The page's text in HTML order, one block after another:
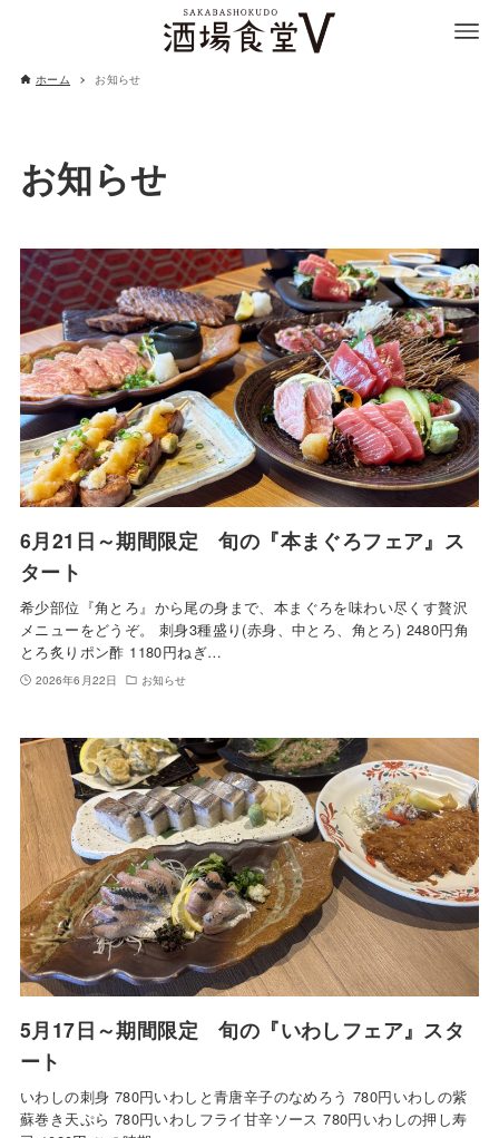
ホーム お知らせ
お知らせ
6月21日～期間限定 旬の『本まぐろフェア』ス
タート
希少部位『角とろ』から尾の身まで、本まぐろを味わい尽くす贅沢
メニューをどうぞ。 刺身3種盛り(赤身、中とろ、角とろ) 2480円角
とろ炙りポン酢 1180円ねぎ…
2026年6月22日 お知らせ
5月17日～期間限定 旬の『いわしフェア』スタ
ート
いわしの刺身 780円いわしと青唐辛子のなめろう 780円いわしの紫
蘇巻き天ぷら 780円いわしフライ甘辛ソース 780円いわしの押し寿